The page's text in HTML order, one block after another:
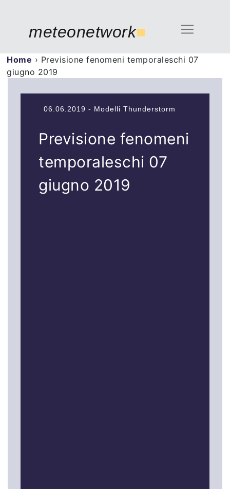
meteonetwork■
Home › Previsione fenomeni temporaleschi 07
giugno 2019
06.06.2019 - Modelli Thunderstorm
Previsione fenomeni
temporaleschi 07
giugno 2019